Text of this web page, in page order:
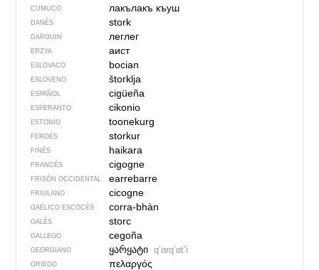
CUMUCO лакълакъ къуш
DANÉS stork
DARGUIN леглег
ERZYA аист
ESLOVACO bocian
ESLOVENO štorklja
ESPAÑOL cigüeña
ESPERANTO cikonio
ESTONIO toonekurg
FEROÉS storkur
FINÉS haikara
FRANCÉS cigogne
FRISÓN OCCIDENTAL earrebarre
FRIULANO cicogne
GAÉLICO ESCOCÉS corra-bhàn
GALÉS storc
GALLEGO cegoña
GEORGIANO ყარყატი qʼɑrqʼɑtʼi
GRIEGO πελαργός